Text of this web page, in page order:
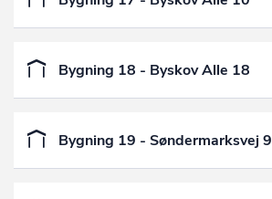
Bygning 18 - Byskov Alle 18
Bygning 19 - Søndermarksvej 9